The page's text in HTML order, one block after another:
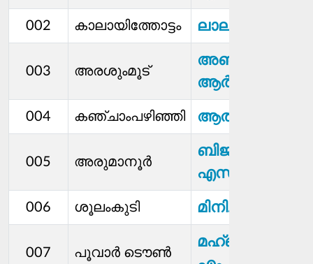
002 കാലായിത്തോട്ടം ലാലു. റ്റി
003 അരശുംമൂട്
അഞ്ചു.
ആർ.വി
004 കഞ്ചാംപഴിഞ്ഞി ആതിര. എ. ജെ
005 അരുമാനൂർ
ബിജുകുമാർ.
എസ്
006 ശൂലംകുടി മിനി.വി.ആർ
007 പൂവാര്‍ ടൌൺ
മഹ്ബൂബ് ഖാന്‍.